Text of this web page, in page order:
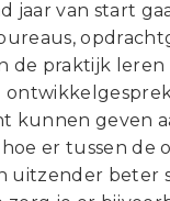
jaar van start
de praktijk
kunnen geven
er tussen de
uitzender beter